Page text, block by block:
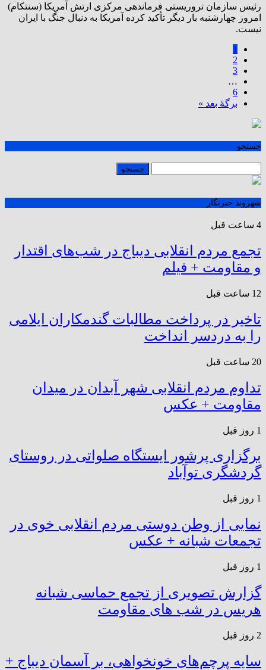
رئیس سازمان تروریستی فرماندهی مرکزی ارتش آمریکا (سنتکام)
امروز چهارشنبه بار دیگر تأکید کرده آمریکا به دنبال جنگ با ایران
نیست.
1
2
3
…
6
برگهٔ بعد »
جستجو
شهروند خبرنگار
4 ساعت قبل
تجمع مردم انقلابی دیباج در شب‌های اقتدار
و مقاومت + فیلم
12 ساعت قبل
تاخیر در پرداخت مطالبات گندمکاران ایلامی
را به دردسر انداخت
20 ساعت قبل
تداوم مردم انقلابی شهر آبدان در میدان
مقاومت + عکس
1 روز قبل
برگزاری پرشور ایستگاه صلواتی در روستای
گردشگری توآباد
1 روز قبل
نمایی از وطن دوستی مردم انقلابی خوی در
تجمعات شبانه + عکس
1 روز قبل
گزارش تصویری از تجمع حماسی شبانه
هریس در شب های مقاومت
2 روز قبل
سایه پرچم‌های خونخواهی، بر آسمان دیباج +